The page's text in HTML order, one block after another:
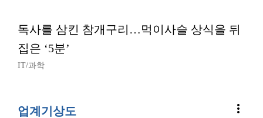
독사를 삼킨 참개구리…먹이사슬 상식을 뒤
집은 ‘5분’
IT/과학
업계기상도 more_vert